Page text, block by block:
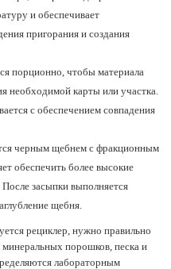
и обеспечивает
пригорания и создания
порционно, чтобы материала
необходимой карты или участка.
с обеспечением совпадения
черным щебнем с фракционным
обеспечить более высокие
засыпки выполняется
щебня.
рециклер, нужно правильно
порошков, песка и
лабораторным